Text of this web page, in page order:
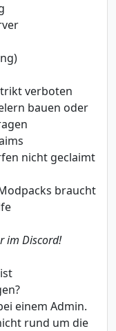
verboten
bauen oder
nicht geclaimt
braucht
im Discord!
einem Admin.
rund um die